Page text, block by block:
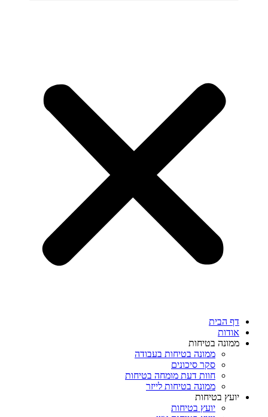
דף הבית
אודות
ממונה בטיחות
ממונה בטיחות בעבודה
סקר סיכונים
חוות דעת מומחה בטיחות
ממונה בטיחות לייזר
יועץ בטיחות
יועץ בטיחות